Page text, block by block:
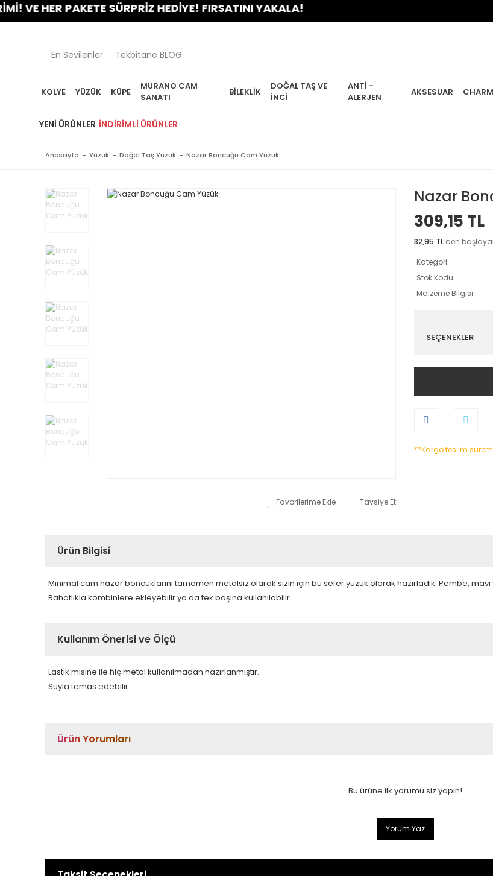
HER PAKETE SÜRPRİZ HEDİYE! FIRSATINI YAKALA!
En Sevilenler Tekbitane BLOG
KOLYE YÜZÜK KÜPE
MURANO CAM
SANATI
BILEKLIK
DOĞAL TAŞ VE
İNCI
ANTI -
ALERJEN
AKSESUAR CHARM
YENI ÜRÜNLER İNDIRIMLI ÜRÜNLER
Anasayfa Yüzük Doğal Taş Yüzük Nazar Boncuğu Cam Yüzük
Tavsiye Et
Nazar
309,15 TL
32,95 TL den
Kategori
Stok Kodu
Malzeme Bilgisi
SEÇENEKLER
**Kargo teslim
Ürün Bilgisi
Minimal cam nazar boncuklarını tamamen metalsiz olarak sizin için bu sefer yüzük olarak hazırladık. Pembe, mavi
Rahatlıkla kombinlere ekleyebilir ya da tek başına kullanılabilir.
Kullanım Önerisi ve Ölçü
Lastik misine ile hiç metal kullanılmadan hazırlanmıştır.
Suyla temas edebilir.
Ürün Yorumları
Bu ürüne ilk yorumu siz yapın!
Yorum Yaz